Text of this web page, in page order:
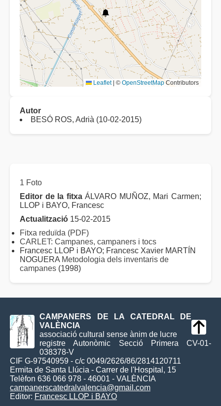
Leaflet © OpenStreetMapContributors
Autor
BESÓ ROS, Adrià (10-02-2015)
1 Foto
Editor de la fitxaÁLVARO MUÑOZ, Mari Carmen;
LLOP i BAYO, Francesc
Actualització 15-02-2015
Fitxa reduïda (PDF)
CARLET: Campanes, campaners i tocs
Francesc LLOP i BAYO; Francesc Xavier MARTÍN
NOGUERA Metodologia dels inventaris de
campanes (1998)
CAMPANERS DE LA CATEDRAL DE
VALÈNCIA
associació cultural sense ànim de lucre
registre Autonòmic Secció Primera CV-01-
038378-V
CIF G-97540959 - c/c 0049/2626/86/2814120711
Ermita de Santa Llúcia - Carrer de l'Hospital, 15
Telèfon 636 066 978 - 46001 - VALÈNCIA
campanerscatedralvalencia@gmail.com
Editor: Francesc LLOP i BAYO